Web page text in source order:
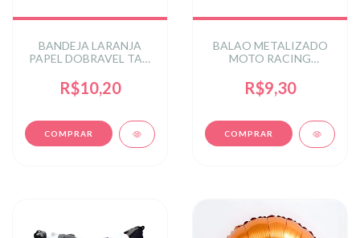
BANDEJA LARANJA
PAPEL DOBRAVEL TAM
R$10,20
BALAO METALIZADO
MOTO RACING
1UN
R$9,30